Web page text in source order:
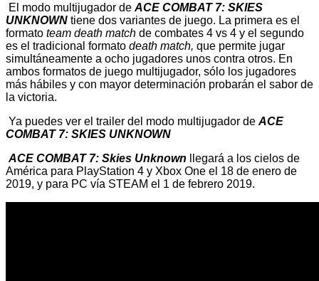
El modo multijugador de ACE COMBAT 7: SKIES
UNKNOWN tiene dos variantes de juego. La primera es el
formato team death match de combates 4 vs 4 y el segundo
es el tradicional formato death match, que permite jugar
simultáneamente a ocho jugadores unos contra otros. En
ambos formatos de juego multijugador, sólo los jugadores
más hábiles y con mayor determinación probarán el sabor de
la victoria.
Ya puedes ver el trailer del modo multijugador de ACE
COMBAT 7: SKIES UNKNOWN
ACE COMBAT 7: Skies Unknown llegará a los cielos de
América para PlayStation 4 y Xbox One el 18 de enero de
2019, y para PC vía STEAM el 1 de febrero 2019.